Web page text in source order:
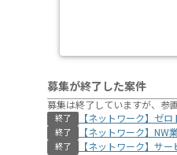
募集が終了した案件
募集は終了していますが、参
終了 【ネットワーク】ゼ
終了 【ネットワーク】NW
終了 【ネットワーク】サ